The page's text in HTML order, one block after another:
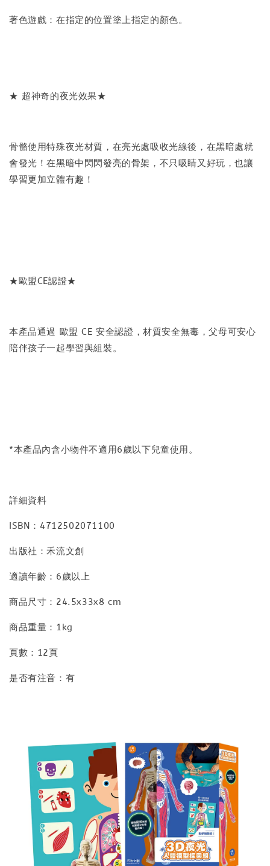
著色遊戲：在指定的位置塗上指定的顏色。
★ 超神奇的夜光效果★
骨骼使用特殊夜光材質，在亮光處吸收光線後，在黑暗處就
會發光！在黑暗中閃閃發亮的骨架，不只吸睛又好玩，也讓
學習更加立體有趣！
★歐盟CE認證★
本產品通過 歐盟 CE 安全認證，材質安全無毒，父母可安心
陪伴孩子一起學習與組裝。
*本產品內含小物件不適用6歲以下兒童使用。
詳細資料
ISBN：4712502071100
出版社：禾流文創
適讀年齡：6歲以上
商品尺寸：24.5x33x8 cm
商品重量：1kg
頁數：12頁
是否有注音：有